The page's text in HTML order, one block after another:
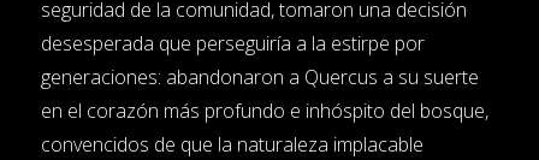
seguridad de la comunidad, tomaron una decisión
desesperada que perseguiría a la estirpe por
generaciones: abandonaron a Quercus a su suerte
en el corazón más profundo e inhóspito del bosque,
convencidos de que la naturaleza implacable